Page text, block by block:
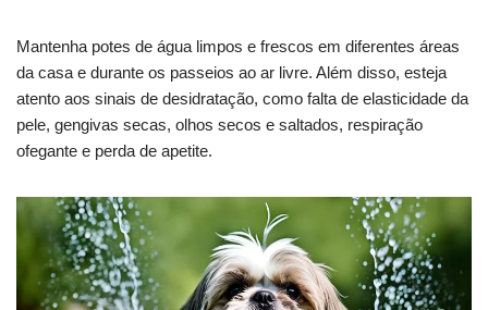
Mantenha potes de água limpos e frescos em diferentes áreas
da casa e durante os passeios ao ar livre. Além disso, esteja
atento aos sinais de desidratação, como falta de elasticidade da
pele, gengivas secas, olhos secos e saltados, respiração
ofegante e perda de apetite.